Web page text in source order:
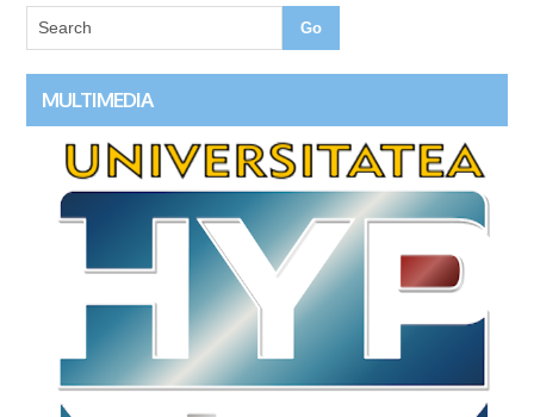
MULTIMEDIA